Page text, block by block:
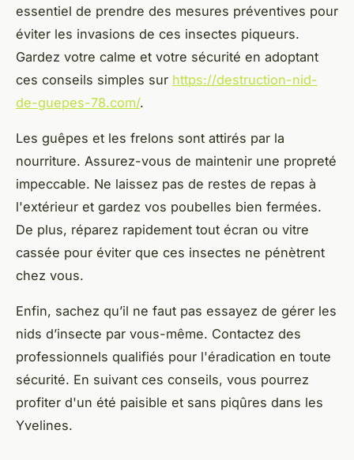
essentiel de prendre des mesures préventives pour
éviter les invasions de ces insectes piqueurs.
Gardez votre calme et votre sécurité en adoptant
ces conseils simples sur https://destruction-nid-
de-guepes-78.com/.
Les guêpes et les frelons sont attirés par la
nourriture. Assurez-vous de maintenir une propreté
impeccable. Ne laissez pas de restes de repas à
l'extérieur et gardez vos poubelles bien fermées.
De plus, réparez rapidement tout écran ou vitre
cassée pour éviter que ces insectes ne pénètrent
chez vous.
Enfin, sachez qu’il ne faut pas essayez de gérer les
nids d’insecte par vous-même. Contactez des
professionnels qualifiés pour l'éradication en toute
sécurité. En suivant ces conseils, vous pourrez
profiter d'un été paisible et sans piqûres dans les
Yvelines.